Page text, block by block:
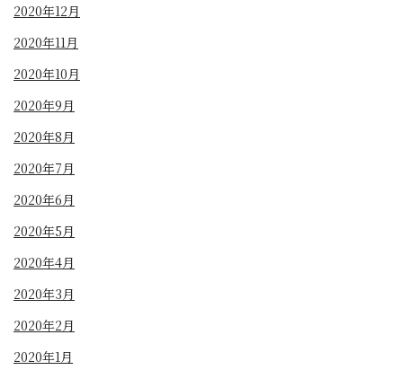
2020年12月
2020年11月
2020年10月
2020年9月
2020年8月
2020年7月
2020年6月
2020年5月
2020年4月
2020年3月
2020年2月
2020年1月